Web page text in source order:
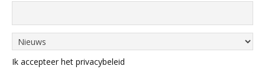
Ik accepteer het privacybeleid